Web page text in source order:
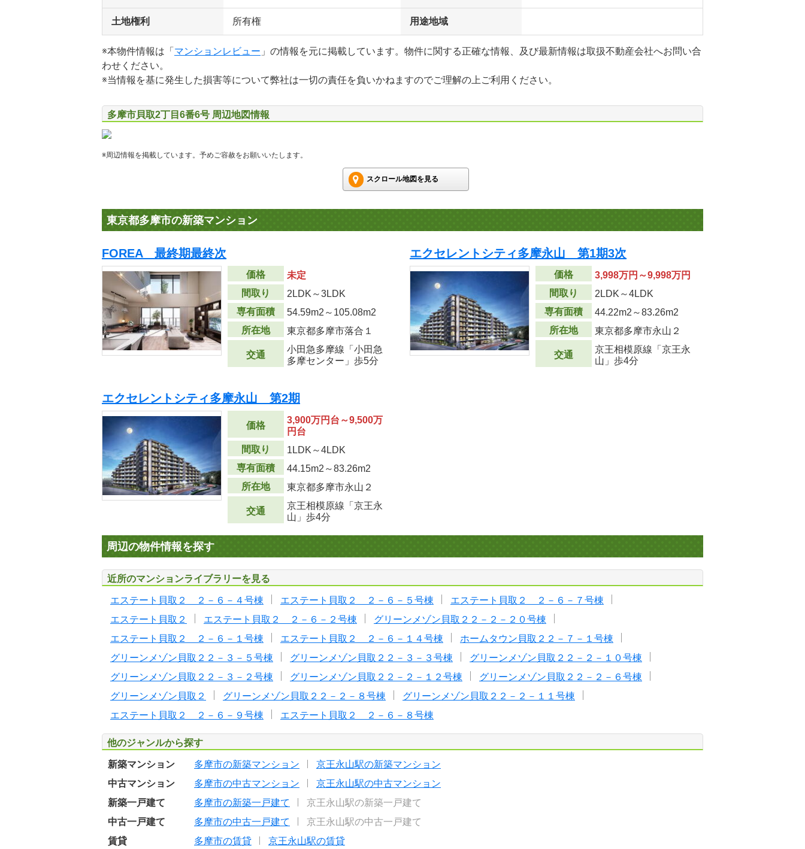
土地権利 所有権 用途地域
※本物件情報は「 マンションレビュー 」の情報を元に掲載しています。物件に関する正確な情報、及び最新情報は取扱不動産会社へお問い合
わせください。
※当情報を基に発生した損害等について弊社は一切の責任を負いかねますのでご理解の上ご利用ください。
多摩市貝取2丁目6番6号 周辺地図情報
※周辺情報を掲載しています。予めご容赦をお願いいたします。
スクロール地図を見る
東京都多摩市の新築マンション
FOREA 最終期最終次
価格
未定
間取り
2LDK～3LDK
専有面積
54.59m2 ～105.08m2
所在地
東京都多摩市落合１
交通
小田急多摩線「小田急
多摩センター」歩5分
エクセレントシティ多摩永山 第1期3次
価格
3,998万円～9,998万円
間取り
2LDK～4LDK
専有面積
44.22m2 ～83.26m2
所在地
東京都多摩市永山２
交通
京王相模原線「京王永
山」歩4分
エクセレントシティ多摩永山 第2期
価格
3,900万円台～9,500万
円台
間取り
1LDK～4LDK
専有面積
44.15m2 ～83.26m2
所在地
東京都多摩市永山２
交通
京王相模原線「京王永
山」歩4分
周辺の物件情報を探す
近所のマンションライブラリーを見る
エステート貝取２ ２－６－４号棟 エステート貝取２ ２－６－５号棟
エステート貝取２ ２－６－７号棟
エステート貝取２
エステート貝取２ ２－６－２号棟
グリーンメゾン貝取２２－２－２０号棟
エステート貝取２ ２－６－１号棟
エステート貝取２ ２－６－１４号棟
ホームタウン貝取２２－７－１号棟
グリーンメゾン貝取２２－３－５号棟
グリーンメゾン貝取２２－３－３号棟
グリーンメゾン貝取２２－２－１０号棟
グリーンメゾン貝取２２－３－２号棟
グリーンメゾン貝取２２－２－１２号棟
グリーンメゾン貝取２２－２－６号棟
グリーンメゾン貝取２
グリーンメゾン貝取２２－２－８号棟
グリーンメゾン貝取２２－２－１１号棟
エステート貝取２ ２－６－９号棟
エステート貝取２ ２－６－８号棟
他のジャンルから探す
新築マンション 多摩市の新築マンション
京王永山駅の新築マンション
中古マンション
多摩市の中古マンション
京王永山駅の中古マンション
新築一戸建て
多摩市の新築一戸建て
京王永山駅の新築一戸建て
中古一戸建て
多摩市の中古一戸建て
京王永山駅の中古一戸建て
賃貸
多摩市の賃貸 京王永山駅の賃貸